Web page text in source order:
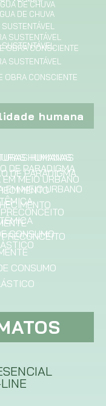
DE CHUVA
SUSTENTÁVEL
OBRA CONSCIENTE
OBRA CONSCIENTE
DE CHUVA
SUSTENTÁVEL
humana
HUMANAS
DE PARADIGMA
MEIO URBANO
CONSUMO
HUMANAS
DE PARADIGMA
EM MEIO URBANO
CONSUMO